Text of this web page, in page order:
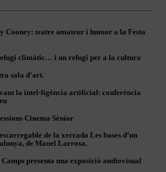
Cooney: teatre amateur i humor a la Festa
climàtic… i un refugi per a la cultura
sala d’art.
la intel·ligència artificial: conferència
Cinema Sènior
de la xerrada Les bases d’un
de Manel Larrosa.
presenta una exposició audiovisual